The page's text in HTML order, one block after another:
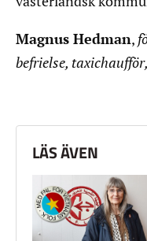
Magnus Hedman,
befrielse,
LÄS ÄVEN